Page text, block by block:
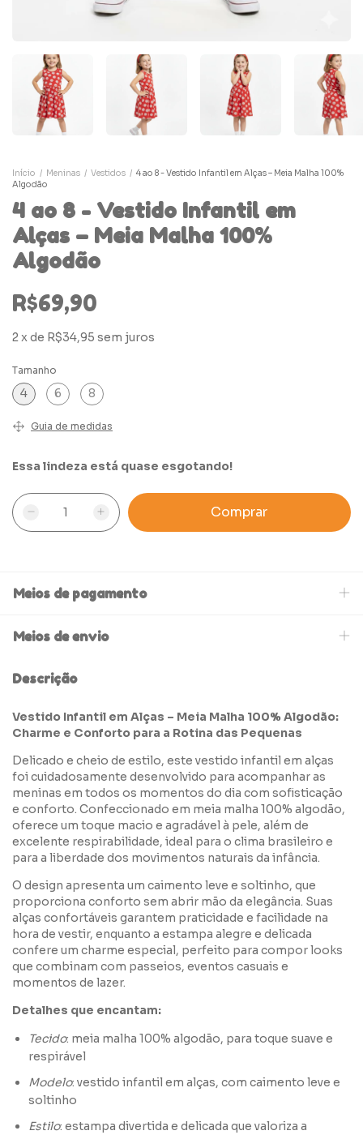
Início / Meninas / Vestidos / 4 ao 8 - Vestido Infantil em Alças – Meia Malha 100%
Algodão
4 ao 8 - Vestido Infantil em
Alças – Meia Malha 100%
Algodão
R$69,90
2xde R$34,95 sem juros
Tamanho
4 6 8
Guia de medidas
Essa lindeza está quase esgotando!
Meios de pagamento
Meios de envio
Descrição
Vestido Infantil em Alças – Meia Malha 100% Algodão:
Charme e Conforto para a Rotina das Pequenas
Delicado e cheio de estilo, este vestido infantil em alças
foi cuidadosamente desenvolvido para acompanhar as
meninas em todos os momentos do dia com sofisticação
e conforto. Confeccionado em meia malha 100% algodão,
oferece um toque macio e agradável à pele, além de
excelente respirabilidade, ideal para o clima brasileiro e
para a liberdade dos movimentos naturais da infância.
O design apresenta um caimento leve e soltinho, que
proporciona conforto sem abrir mão da elegância. Suas
alças confortáveis garantem praticidade e facilidade na
hora de vestir, enquanto a estampa alegre e delicada
confere um charme especial, perfeito para compor looks
que combinam com passeios, eventos casuais e
momentos de lazer.
Detalhes que encantam:
Tecido: meia malha 100% algodão, para toque suave e
respirável
Modelo: vestido infantil em alças, com caimento leve e
soltinho
Estilo: estampa divertida e delicada que valoriza a